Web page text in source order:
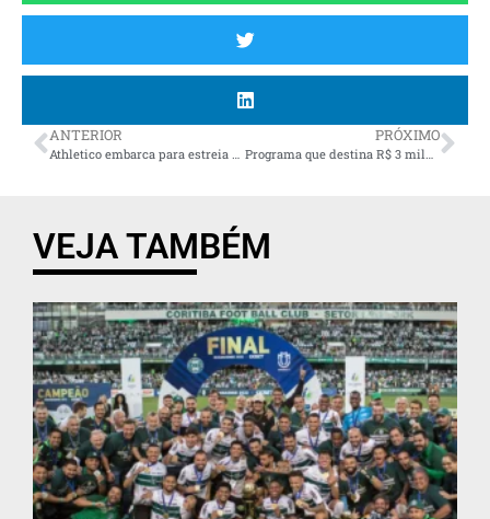
ANTERIOR
Athletico embarca para estreia na Libertadores com 23 jogadores; Orejuela é a novidade na lista
PRÓXIMO
Programa que destina R$ 3 milhões a novas ideias reforça cultura inovadora no Paraná
VEJA TAMBÉM